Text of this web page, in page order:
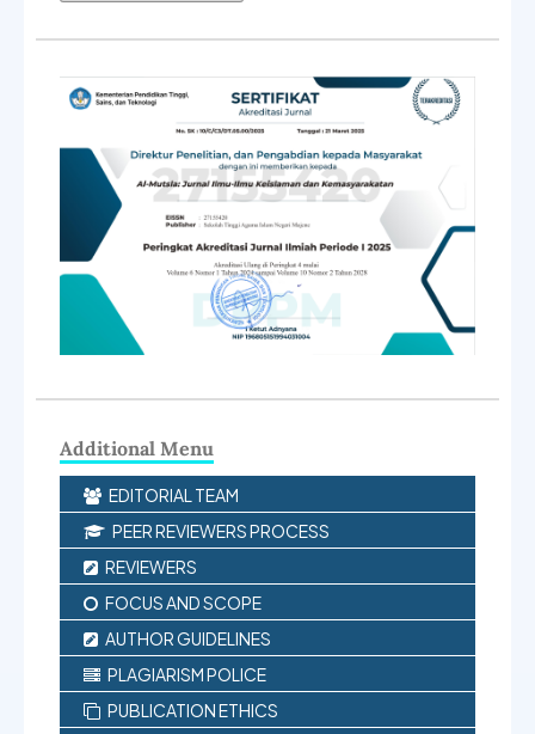
Additional Menu
EDITORIAL TEAM
PEER REVIEWERS PROCESS
REVIEWERS
FOCUS AND SCOPE
AUTHOR GUIDELINES
PLAGIARISM POLICE
PUBLICATION ETHICS